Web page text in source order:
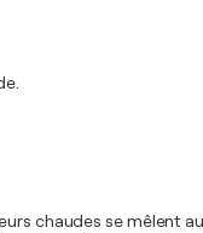
chaudes se